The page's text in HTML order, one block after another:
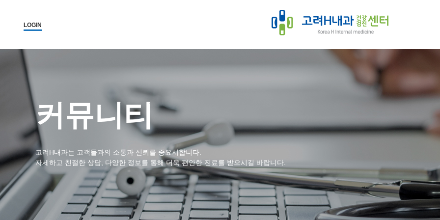
LOGIN
커뮤니티
고려H내과는 고객들과의 소통과 신뢰를 중요시합니다.
자세하고 친절한 상담, 다양한 정보를 통해 더욱 편안한 진료를 받으시길 바랍니다.